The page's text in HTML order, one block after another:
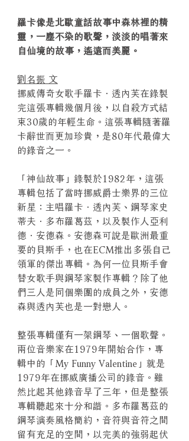
羅卡像是北歐童話故事中森林裡的精
靈，一塵不染的歌聲，淡淡的唱著來
自仙境的故事，遙遠而美麗。
劉名振 文
挪威傳奇女歌手羅卡．透內芙在錄製
完這張專輯幾個月後，以自殺方式結
束30歲的年輕生命。這張專輯隨著羅
卡辭世而更加珍貴，是80年代最偉大
的錄音之一。
「神仙故事」錄製於1982年，這張
專輯包括了當時挪威爵士樂界的三位
新星：主唱羅卡．透內芙、鋼琴家史
蒂夫．多布羅葛茲，以及製作人亞利
德．安德森。安德森可說是歐洲最重
要的貝斯手，也在ECM推出多張自己
領軍的傑出專輯。為何一位貝斯手會
替女歌手與鋼琴家製作專輯？除了他
們三人是同個樂團的成員之外，安德
森與透內芙也是一對戀人。
整張專輯僅有一架鋼琴、一個歌聲。
兩位音樂家在1979年開始合作，專
輯中的「My Funny Valentine」就是
1979年在挪威廣播公司的錄音。雖
然比起其他錄音早了三年，但是整張
專輯聽起來十分和諧。多布羅葛茲的
鋼琴演奏風格簡約，音符與音符之間
留有充足的空間，以完美的強弱起伏